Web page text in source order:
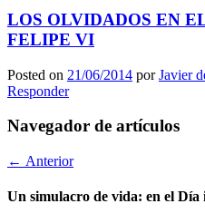
LOS OLVIDADOS EN
FELIPE VI
Posted on 21/06/2014 porJavier
Responder
Navegador de artículos
← Anterior
Un simulacro de vida: en el